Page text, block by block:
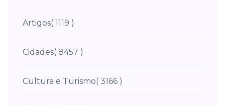
Artigos( 1119 )
Cidades( 8457 )
Cultura e Turismo( 3166 )